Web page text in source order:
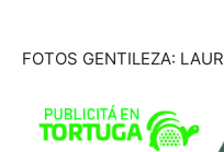
FOTOS GENTILEZA: